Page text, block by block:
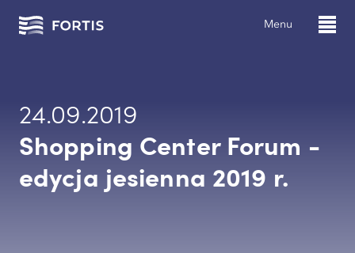
Menu
24.09.2019
Shopping Center Forum -
edycja jesienna 2019 r.